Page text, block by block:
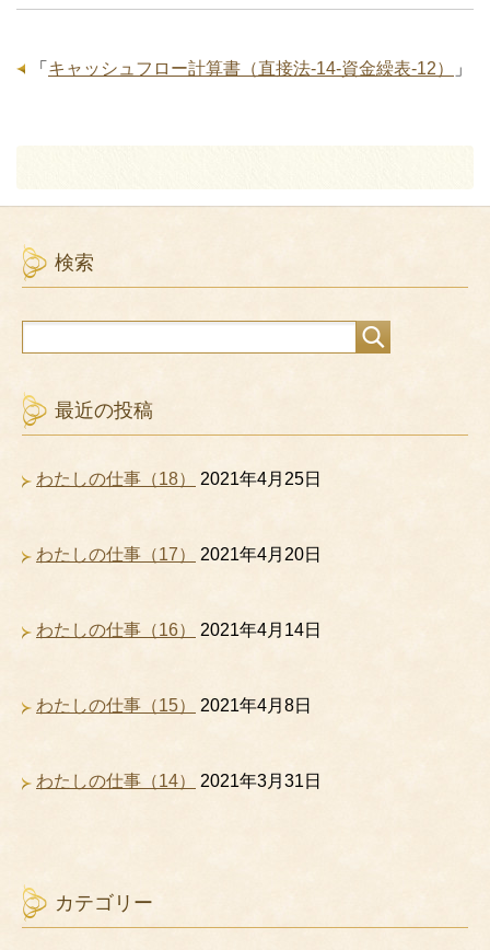
「 キャッシュフロー計算書（直接法-14-資金繰表-12） 」
検索
最近の投稿
わたしの仕事（18） 2021年4月25日
わたしの仕事（17） 2021年4月20日
わたしの仕事（16） 2021年4月14日
わたしの仕事（15） 2021年4月8日
わたしの仕事（14） 2021年3月31日
カテゴリー